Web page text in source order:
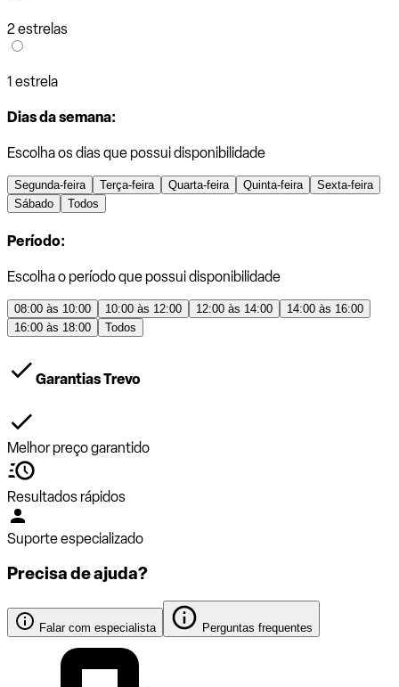
2 estrelas
1 estrela
Dias da semana:
Escolha os dias que possui disponibilidade
Segunda-feira Terça-feira Quarta-feira Quinta-feira
Sexta-feira
Sábado
Todos
Período:
Escolha o período que possui disponibilidade
08:00 às 10:00 10:00 às 12:00 12:00 às 14:00
14:00 às 16:00
16:00 às 18:00
Todos
Garantias Trevo
Melhor preço garantido
Resultados rápidos
Suporte especializado
Precisa de ajuda?
Falar com especialista Perguntas frequentes